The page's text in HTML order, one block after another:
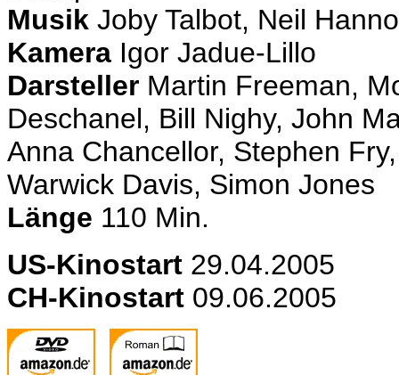
Musik Joby Talbot, Neil
Kamera Igor Jadue-Lillo
Darsteller Martin Freeman,
Deschanel, Bill Nighy, John
Anna Chancellor, Stephen
Warwick Davis, Simon Jones
Länge 110 Min.
US-Kinostart 29.04.2005
CH-Kinostart 09.06.2005